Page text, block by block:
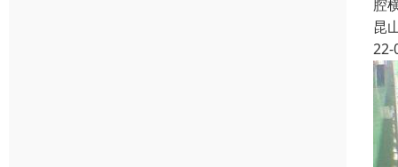
腔
昆
22-